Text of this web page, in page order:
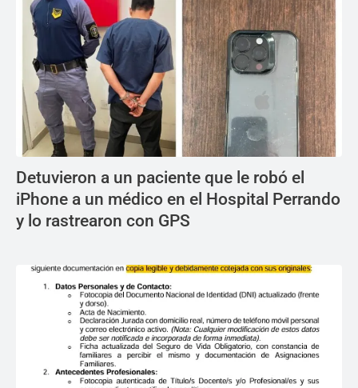
Detuvieron a un paciente que le robó el
iPhone a un médico en el Hospital Perrando
y lo rastrearon con GPS